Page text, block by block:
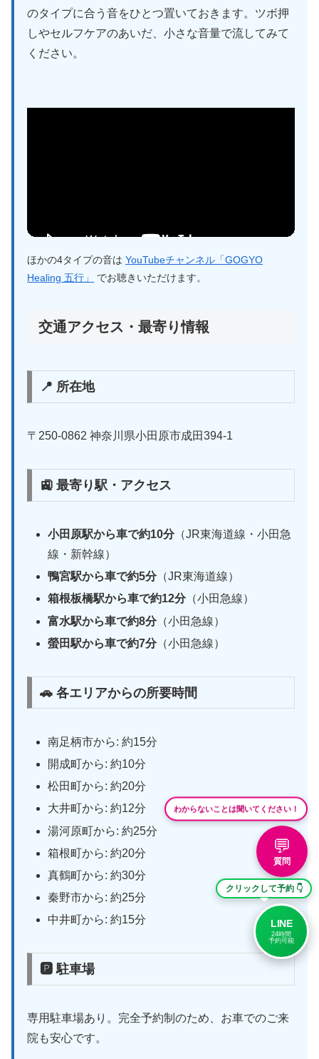
のタイプに合う音をひとつ置いておきます。ツボ押
しやセルフケアのあいだ、小さな音量で流してみて
ください。
ほかの4タイプの音は YouTubeチャンネル「GOGYO
Healing 五行」
でお聴きいただけます。
交通アクセス・最寄り情報
📍 所在地
〒250-0862 神奈川県小田原市成田394-1
🚉 最寄り駅・アクセス
小田原駅から車で約10分（JR東海道線・小田急
線・新幹線）
鴨宮駅から車で約5分（JR東海道線）
箱根板橋駅から車で約12分（小田急線）
富水駅から車で約8分（小田急線）
螢田駅から車で約7分（小田急線）
🚗 各エリアからの所要時間
南足柄市から: 約15分
開成町から: 約10分
松田町から: 約20分
大井町から: 約12分
湯河原町から: 約25分
箱根町から: 約20分
真鶴町から: 約30分
秦野市から: 約25分
中井町から: 約15分
🅿 駐車場
専用駐車場あり。完全予約制のため、お車でのご来
院も安心です。
わからないことは聞いてください！
💬
質問
クリックして予約 👇
LINE
24時間
予約可能